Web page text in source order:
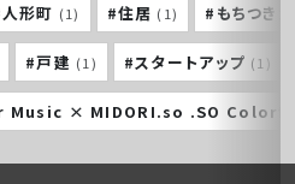
形町 (1) #住居 (1) #もちつき
#戸建 (1) #スタートアップ (1)
Music × MIDORI.so .SO